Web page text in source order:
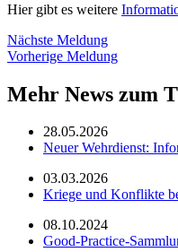
Hier gibt es weitere
Nächste Meldung
Vorherige Meldung
Mehr News zum
28.05.2026
Neuer Wehrdienst:
03.03.2026
Kriege und Konflikte
08.10.2024
Good-Practice-